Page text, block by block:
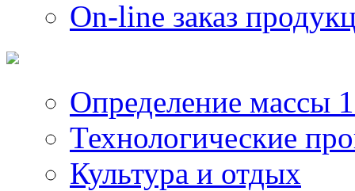
On-line заказ
Определение массы
Технологические
Культура и отдых